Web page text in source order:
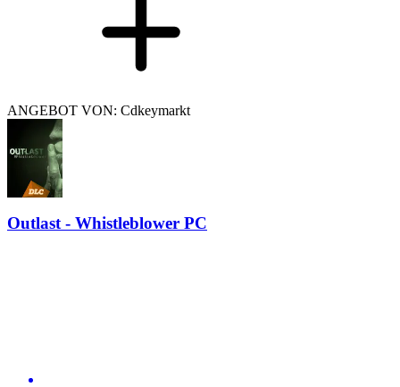
ANGEBOT VON: Cdkeymarkt
Outlast - Whistleblower PC